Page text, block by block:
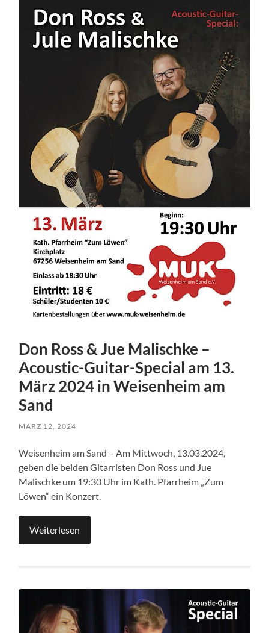
Don Ross & Jue Malischke –
Acoustic-Guitar-Special am 13.
März 2024 in Weisenheim am
Sand
MÄRZ 12, 2024
Weisenheim am Sand – Am Mittwoch, 13.03.2024,
geben die beiden Gitarristen Don Ross und Jue
Malischke um 19:30 Uhr im Kath. Pfarrheim „Zum
Löwen“ ein Konzert.
Weiterlesen